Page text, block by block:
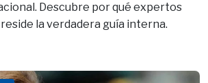
Descubre por qué expertos
la verdadera guía interna.